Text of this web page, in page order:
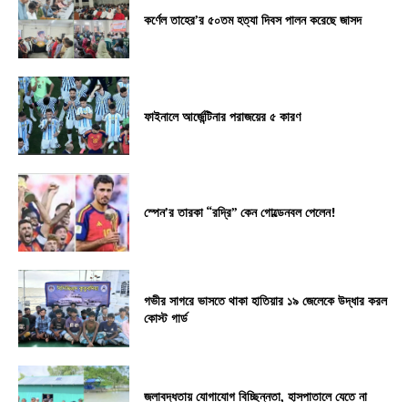
কর্ণেল তাহের’র ৫০তম হত্যা দিবস পালন করেছে জাসদ
ফাইনালে আর্জেন্টিনার পরাজয়ের ৫ কারণ
স্পেন’র তারকা “রদ্রি” কেন গোল্ডেনবল পেলেন!
গভীর সাগরে ভাসতে থাকা হাতিয়ার ১৯ জেলেকে উদ্ধার করল
কোস্ট গার্ড
জলাবদ্ধতায় যোগাযোগ বিচ্ছিন্নতা, হাসপাতালে যেতে না